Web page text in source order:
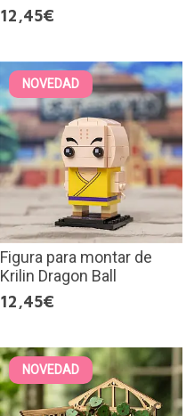
12,45€
NOVEDAD
Figura para montar de
Krilin Dragon Ball
12,45€
NOVEDAD